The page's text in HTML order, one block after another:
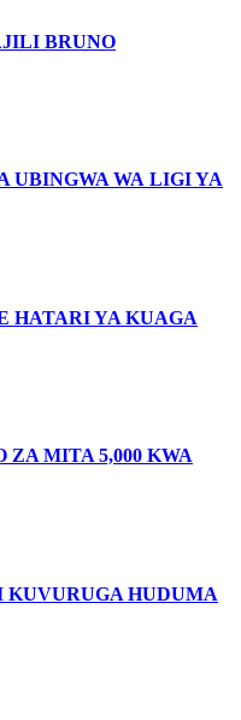
BRUNO
UBINGWA WA LIGI YA
HATARI YA KUAGA
ZA MITA 5,000 KWA
KUVURUGA HUDUMA